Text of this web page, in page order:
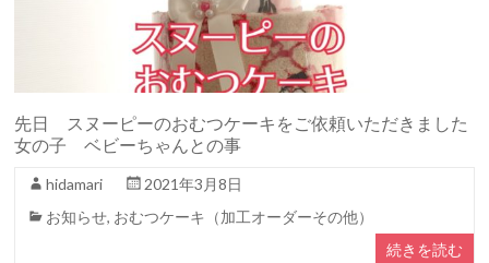
先日 スヌーピーのおむつケーキをご依頼いただきました
女の子 ベビーちゃんとの事
hidamari
2021年3月8日
お知らせ, おむつケーキ（加工オーダーその他）
続きを読む